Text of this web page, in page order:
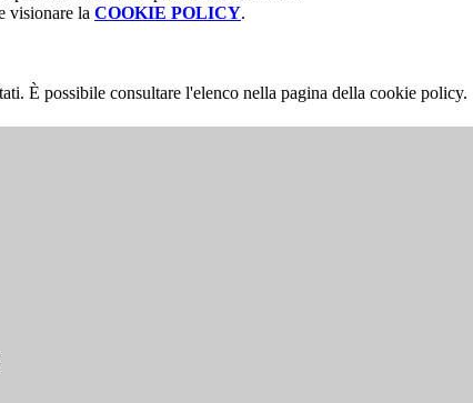
visionare la COOKIE POLICY.
È possibile consultare l'elenco nella pagina della cookie policy.